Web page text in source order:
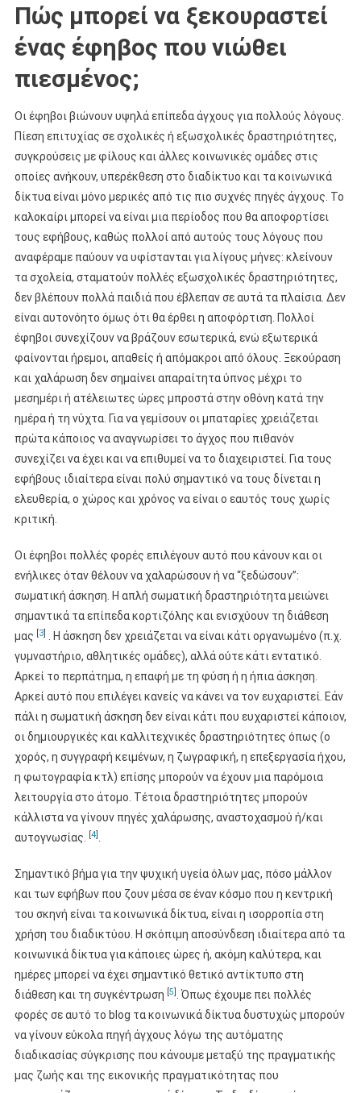
Πώς μπορεί να ξεκουραστεί
ένας έφηβος που νιώθει
πιεσμένος;
Οι έφηβοι βιώνουν υψηλά επίπεδα άγχους για πολλούς λόγους.
Πίεση επιτυχίας σε σχολικές ή εξωσχολικές δραστηριότητες,
συγκρούσεις με φίλους και άλλες κοινωνικές ομάδες στις
οποίες ανήκουν, υπερέκθεση στο διαδίκτυο και τα κοινωνικά
δίκτυα είναι μόνο μερικές από τις πιο συχνές πηγές άγχους. Το
καλοκαίρι μπορεί να είναι μια περίοδος που θα αποφορτίσει
τους εφήβους, καθώς πολλοί από αυτούς τους λόγους που
αναφέραμε παύουν να υφίστανται για λίγους μήνες: κλείνουν
τα σχολεία, σταματούν πολλές εξωσχολικές δραστηριότητες,
δεν βλέπουν πολλά παιδιά που έβλεπαν σε αυτά τα πλαίσια. Δεν
είναι αυτονόητο όμως ότι θα έρθει η αποφόρτιση. Πολλοί
έφηβοι συνεχίζουν να βράζουν εσωτερικά, ενώ εξωτερικά
φαίνονται ήρεμοι, απαθείς ή απόμακροι από όλους. Ξεκούραση
και χαλάρωση δεν σημαίνει απαραίτητα ύπνος μέχρι το
μεσημέρι ή ατέλειωτες ώρες μπροστά στην οθόνη κατά την
ημέρα ή τη νύχτα. Για να γεμίσουν οι μπαταρίες χρειάζεται
πρώτα κάποιος να αναγνωρίσει το άγχος που πιθανόν
συνεχίζει να έχει και να επιθυμεί να το διαχειριστεί. Για τους
εφήβους ιδιαίτερα είναι πολύ σημαντικό να τους δίνεται η
ελευθερία, ο χώρος και χρόνος να είναι ο εαυτός τους χωρίς
κριτική.
Οι έφηβοι πολλές φορές επιλέγουν αυτό που κάνουν και οι
ενήλικες όταν θέλουν να χαλαρώσουν ή να “ξεδώσουν”:
σωματική άσκηση. Η απλή σωματική δραστηριότητα μειώνει
σημαντικά τα επίπεδα κορτιζόλης και ενισχύουν τη διάθεση
μας [3]
. Η άσκηση δεν χρειάζεται να είναι κάτι οργανωμένο (π.χ.
γυμναστήριο, αθλητικές ομάδες), αλλά ούτε κάτι εντατικό.
Αρκεί το περπάτημα, η επαφή με τη φύση ή η ήπια άσκηση.
Αρκεί αυτό που επιλέγει κανείς να κάνει να τον ευχαριστεί. Εάν
πάλι η σωματική άσκηση δεν είναι κάτι που ευχαριστεί κάποιον,
οι δημιουργικές και καλλιτεχνικές δραστηριότητες όπως (ο
χορός, η συγγραφή κειμένων, η ζωγραφική, η επεξεργασία ήχου,
η φωτογραφία κτλ) επίσης μπορούν να έχουν μια παρόμοια
λειτουργία στο άτομο. Τέτοια δραστηριότητες μπορούν
κάλλιστα να γίνουν πηγές χαλάρωσης, αναστοχασμού ή/και
αυτογνωσίας.
[4]
Σημαντικό βήμα για την ψυχική υγεία όλων μας, πόσο μάλλον
και των εφήβων που ζουν μέσα σε έναν κόσμο που η κεντρική
του σκηνή είναι τα κοινωνικά δίκτυα, είναι η ισορροπία στη
χρήση του διαδικτύου. Η σκόπιμη αποσύνδεση ιδιαίτερα από τα
κοινωνικά δίκτυα για κάποιες ώρες ή, ακόμη καλύτερα, και
ημέρες μπορεί να έχει σημαντικό θετικό αντίκτυπο στη
διάθεση και τη συγκέντρωση [5]
. Όπως έχουμε πει πολλές
φορές σε αυτό το blog τα κοινωνικά δίκτυα δυστυχώς μπορούν
να γίνουν εύκολα πηγή άγχους λόγω της αυτόματης
διαδικασίας σύγκρισης που κάνουμε μεταξύ της πραγματικής
μας ζωής και της εικονικής πραγματικότητας που